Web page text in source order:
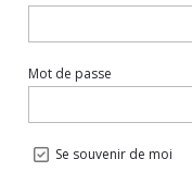
Mot de passe
Se souvenir de moi